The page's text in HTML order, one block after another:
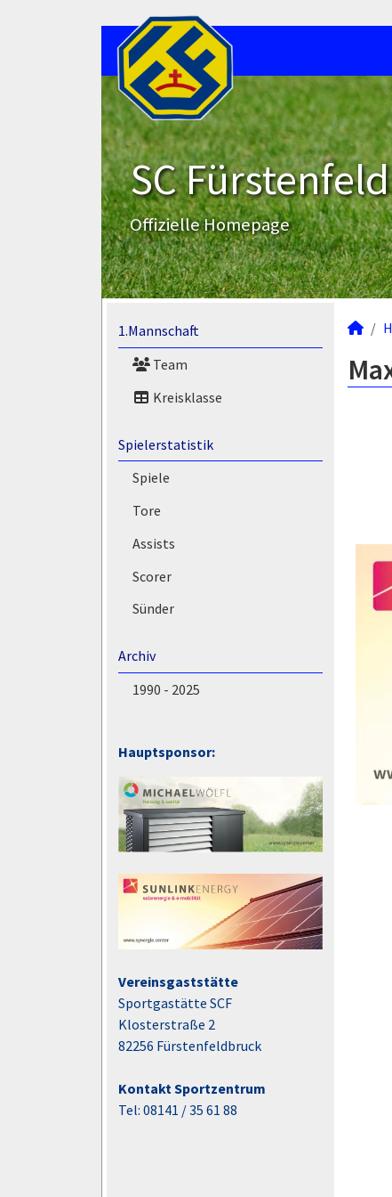
SC
Offizielle Homepage
1.Mannschaft
Team
Kreisklasse
Spielerstatistik
Spiele
Tore
Assists
Scorer
Sünder
Archiv
1990 - 2025
Hauptsponsor:
Vereinsgaststätte
Sportgastätte SCF
Klosterstraße 2
82256 Fürstenfeldbruck
Kontakt Sportzentrum
Tel: 08141 / 35 61 88